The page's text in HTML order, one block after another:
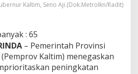
Kaltim, Seno Aji.(Dok.MetroIkn/Radit)
: 65
– Pemerintah Provinsi
Kaltim) menegaskan
peningkatan